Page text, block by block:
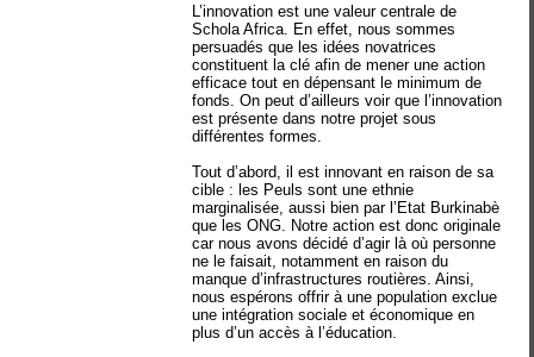
L’innovation est une valeur centrale de
Schola Africa. En effet, nous sommes
persuadés que les idées novatrices
constituent la clé afin de mener une action
efficace tout en dépensant le minimum de
fonds. On peut d’ailleurs voir que l’innovation
est présente dans notre projet sous
différentes formes.
Tout d’abord, il est innovant en raison de sa
cible : les Peuls sont une ethnie
marginalisée, aussi bien par l’Etat Burkinabè
que les ONG. Notre action est donc originale
car nous avons décidé d’agir là où personne
ne le faisait, notamment en raison du
manque d’infrastructures routières. Ainsi,
nous espérons offrir à une population exclue
une intégration sociale et économique en
plus d’un accès à l’éducation.